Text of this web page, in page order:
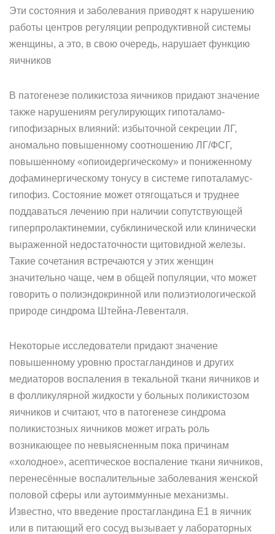
Эти состояния и заболевания приводят к нарушению
работы центров регуляции репродуктивной системы
женщины, а это, в свою очередь, нарушает функцию
яичников
В патогенезе поликистоза яичников придают значение
также нарушениям регулирующих гипоталамо-
гипофизарных влияний: избыточной секреции ЛГ,
аномально повышенному соотношению ЛГ/ФСГ,
повышенному «опиоидергическому» и пониженному
дофаминергическому тонусу в системе гипоталамус-
гипофиз. Состояние может отягощаться и труднее
поддаваться лечению при наличии сопутствующей
гиперпролактинемии, субклинической или клинически
выраженной недостаточности щитовидной железы.
Такие сочетания встречаются у этих женщин
значительно чаще, чем в общей популяции, что может
говорить о полиэндокринной или полиэтиологической
природе синдрома Штейна-Левенталя.
Некоторые исследователи придают значение
повышенному уровню простагландинов и других
медиаторов воспаления в текальной ткани яичников и
в фолликулярной жидкости у больных поликистозом
яичников и считают, что в патогенезе синдрома
поликистозных яичников может играть роль
возникающее по невыясненным пока причинам
«холодное», асептическое воспаление ткани яичников,
перенесённые воспалительные заболевания женской
половой сферы или аутоиммунные механизмы.
Известно, что введение простагландина E1 в яичник
или в питающий его сосуд вызывает у лабораторных